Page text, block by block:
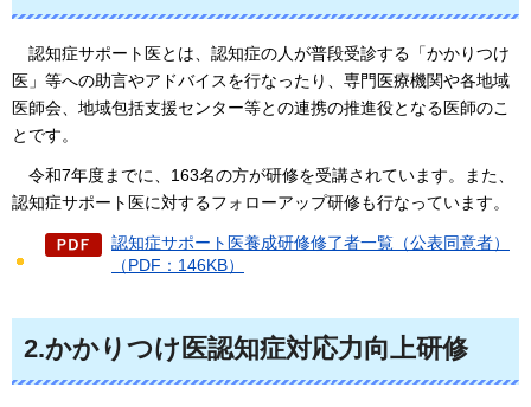
認知症サポート医とは、認知症の人が普段受診する「かかりつけ
医」等への助言やアドバイスを行なったり、専門医療機関や各地域
医師会、地域包括支援センター等との連携の推進役となる医師のこ
とです。
令和7年度までに、 163名の方が研修を受講されています。また、
認知症サポート医に対するフォローアップ研修も行なっています。
認知症サポート医養成研修修了者一覧（公表同意者）
（PDF：146KB）
2.かかりつけ医認知症対応力向上研修